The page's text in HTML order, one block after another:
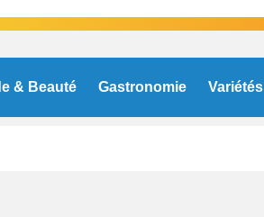
& Beauté Gastronomie Variétés